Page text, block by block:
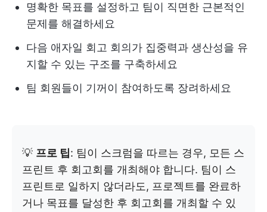
명확한 목표를 설정하고 팀이 직면한 근본적인
문제를 해결하세요
다음 애자일 회고 회의가 집중력과 생산성을 유
지할 수 있는 구조를 구축하세요
팀 회원들이 기꺼이 참여하도록 장려하세요
💡 프로 팁: 팀이 스크럼을 따르는 경우, 모든 스
프린트 후 회고회를 개최해야 합니다. 팀이 스
프린트로 일하지 않더라도, 프로젝트를 완료하
거나 목표를 달성한 후 회고회를 개최할 수 있